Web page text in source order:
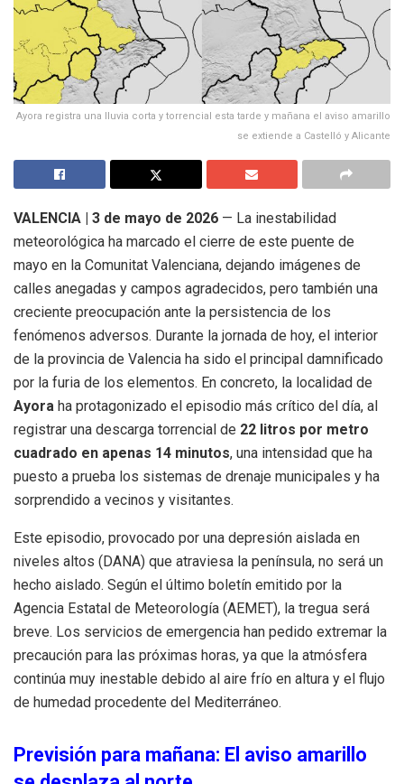
Ayora registra una lluvia corta y torrencial esta tarde y mañana el aviso amarillo
se extiende a Castelló y Alicante
VALENCIA | 3 de mayo de 2026 — La inestabilidad
meteorológica ha marcado el cierre de este puente de
mayo en la Comunitat Valenciana, dejando imágenes de
calles anegadas y campos agradecidos, pero también una
creciente preocupación ante la persistencia de los
fenómenos adversos. Durante la jornada de hoy, el interior
de la provincia de Valencia ha sido el principal damnificado
por la furia de los elementos. En concreto, la localidad de
Ayora ha protagonizado el episodio más crítico del día, al
registrar una descarga torrencial de 22 litros por metro
cuadrado en apenas 14 minutos, una intensidad que ha
puesto a prueba los sistemas de drenaje municipales y ha
sorprendido a vecinos y visitantes.
Este episodio, provocado por una depresión aislada en
niveles altos (DANA) que atraviesa la península, no será un
hecho aislado. Según el último boletín emitido por la
Agencia Estatal de Meteorología (AEMET), la tregua será
breve. Los servicios de emergencia han pedido extremar la
precaución para las próximas horas, ya que la atmósfera
continúa muy inestable debido al aire frío en altura y el flujo
de humedad procedente del Mediterráneo.
Previsión para mañana: El aviso amarillo